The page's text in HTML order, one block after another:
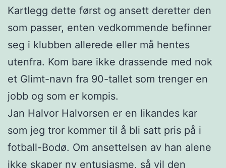
Kartlegg dette først og ansett deretter den
som passer, enten vedkommende befinner
seg i klubben allerede eller må hentes
utenfra. Kom bare ikke drassende med nok
et Glimt-navn fra 90-tallet som trenger en
jobb og som er kompis.
Jan Halvor Halvorsen er en likandes kar
som jeg tror kommer til å bli satt pris på i
fotball-Bodø. Om ansettelsen av han alene
ikke skaper ny entusiasme, så vil den